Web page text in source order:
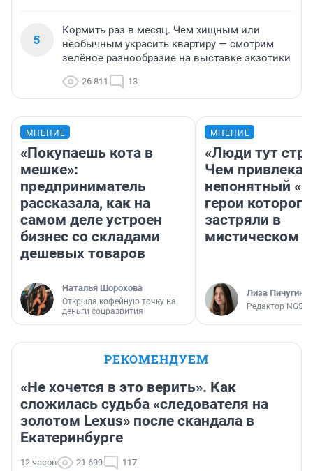
5
Кормить раз в месяц. Чем хищным или
необычным украсить квартиру — смотрим
зелёное разнообразие на выставке экзотики
26 811 13
МНЕНИЕ
«Покупаешь кота в
мешке»:
предприниматель
рассказала, как на
самом деле устроен
бизнес со складами
дешевых товаров
Наталья Шорохова
Открыла кофейную точку на
деньги соцразвития
МНЕНИЕ
«Люди тут
Чем
непонятный
герои которого
застряли в
мистическом
Лиза Пичугина
Редактор
РЕКОМЕНДУЕМ
«Не хочется в это верить». Как
сложилась судьба «следователя на
золотом Lexus» после скандала в
Екатеринбурге
12 часов 21 699 117